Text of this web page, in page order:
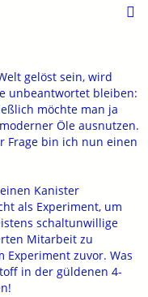
gelöst sein, wird
unbeantwortet bleiben:
möchte man ja
Öle ausnutzen.
Frage bin ich nun einen
Kanister
als Experiment, um
schaltunwillige
Mitarbeit zu
Experiment zuvor. Was
in der güldenen 4-